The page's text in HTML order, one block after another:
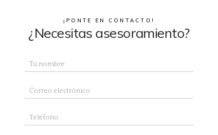
¡PONTE EN CONTACTO!
¿Necesitas asesoramiento?
Contacto